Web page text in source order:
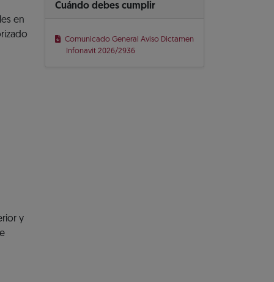
en
y
Cuándo debes cumplir
Comunicado General Aviso Dictamen
Infonavit 2026/2936